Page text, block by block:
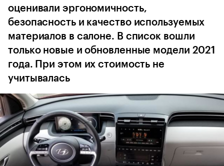
оценивали эргономичность,
безопасность и качество используемых
материалов в салоне. В список вошли
только новые и обновленные модели 2021
года. При этом их стоимость не
учитывалась